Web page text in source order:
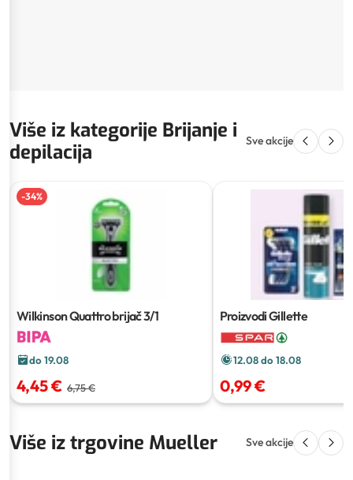
Više iz kategorije Brijanje i
depilacija
Sve akcije
-34%
Wilkinson Quattro brijač3/1
do 19.08
4,45 € 6,75 €
Proizvodi Gillette
12.08 do 18.08
0,99 €
Više iz trgovine Mueller Sve akcije